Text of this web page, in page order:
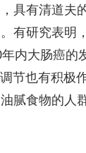
具有清道夫
有研究表明
内大肠癌的
节也有积极
腻食物的人